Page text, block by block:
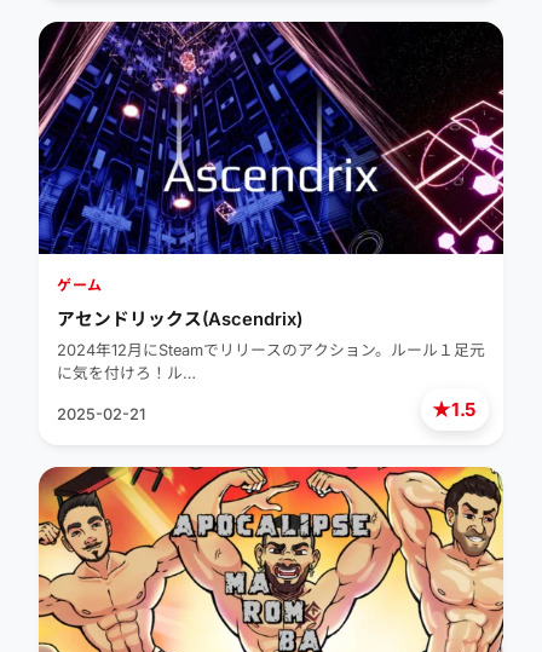
★1.5
ゲーム
アセンドリックス(Ascendrix)
2024年12月にSteamでリリースのアクション。ルール１足元
に気を付けろ！ル…
2025-02-21